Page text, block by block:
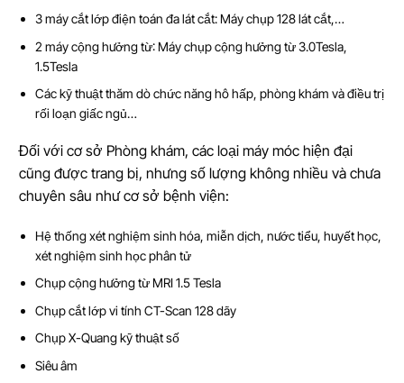
3 máy cắt lớp điện toán đa lát cắt: Máy chụp 128 lát cắt,…
2 máy cộng hưởng từ: Máy chụp cộng hưởng từ 3.0Tesla,
1.5Tesla
Các kỹ thuật thăm dò chức năng hô hấp, phòng khám và điều trị
rối loạn giấc ngủ…
Đối với cơ sở Phòng khám, các loại máy móc hiện đại
cũng được trang bị, nhưng số lượng không nhiều và chưa
chuyên sâu như cơ sở bệnh viện:
Hệ thống xét nghiệm sinh hóa, miễn dịch, nước tiểu, huyết học,
xét nghiệm sinh học phân tử
Chụp cộng hưởng từ MRI 1.5 Tesla
Chụp cắt lớp vi tính CT-Scan 128 dãy
Chụp X-Quang kỹ thuật số
Siêu âm